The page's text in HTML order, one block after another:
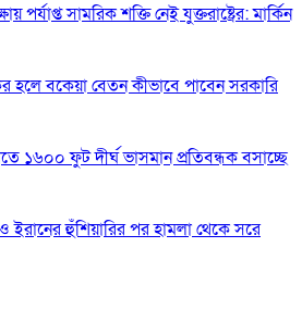
পর্যাপ্ত সামরিক শক্তি নেই যুক্তরাষ্ট্রের: মার্কিন
হলে বকেয়া বেতন কীভাবে পাবেন সরকারি
১৬০০ ফুট দীর্ঘ ভাসমান প্রতিবন্ধক বসাচ্ছে
ইরানের হুঁশিয়ারির পর হামলা থেকে সরে